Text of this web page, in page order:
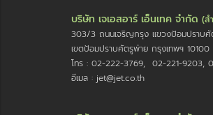
บริษัท เจเอสอาร์ เอ็นเทค จำกัด (ส
303/3 ถนนเจริญกรุง แขวงป้อมปราบศั
เขตป้อมปราบศัตรูพ่าย กรุงเทพฯ 10100
โทร : 02-222-3769, 02-221-9203,
อีเมล : jet@jet.co.th